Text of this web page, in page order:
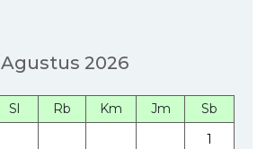
Agustus 2026
Sl Rb Km Jm
Sb
1